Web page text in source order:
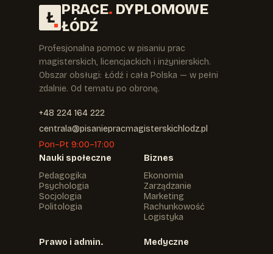
Ł PRACE. DYPLOMOWE
ŁÓDŹ
Profesjonalna pomoc w pisaniu prac
magisterskich, licencjackich i inżynierskich.
Obszar obsługi: Łódź i cała Polska — w pełni
zdalnie. Od tematu po obronę.
+48 224 164 222
centrala@pisaniepracmagisterskichlodz.pl
Pon–Pt 9:00–17:00
Nauki społeczne
Pedagogika
Psychologia
Socjologia
Politologia
Biznes
Ekonomia
Zarządzanie
Marketing
Rachunkowość
Logistyka
Prawo i admin.
Medyczne